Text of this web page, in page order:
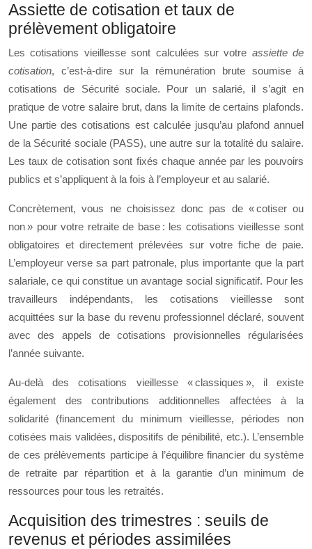
Assiette de cotisation et taux de
prélèvement obligatoire
Les cotisations vieillesse sont calculées sur votre assiette de
cotisation, c’est‑à‑dire sur la rémunération brute soumise à
cotisations de Sécurité sociale. Pour un salarié, il s’agit en
pratique de votre salaire brut, dans la limite de certains plafonds.
Une partie des cotisations est calculée jusqu’au plafond annuel
de la Sécurité sociale (PASS), une autre sur la totalité du salaire.
Les taux de cotisation sont fixés chaque année par les pouvoirs
publics et s’appliquent à la fois à l’employeur et au salarié.
Concrètement, vous ne choisissez donc pas de « cotiser ou
non » pour votre retraite de base : les cotisations vieillesse sont
obligatoires et directement prélevées sur votre fiche de paie.
L’employeur verse sa part patronale, plus importante que la part
salariale, ce qui constitue un avantage social significatif. Pour les
travailleurs indépendants, les cotisations vieillesse sont
acquittées sur la base du revenu professionnel déclaré, souvent
avec des appels de cotisations provisionnelles régularisées
l’année suivante.
Au‑delà des cotisations vieillesse « classiques », il existe
également des contributions additionnelles affectées à la
solidarité (financement du minimum vieillesse, périodes non
cotisées mais validées, dispositifs de pénibilité, etc.). L’ensemble
de ces prélèvements participe à l’équilibre financier du système
de retraite par répartition et à la garantie d’un minimum de
ressources pour tous les retraités.
Acquisition des trimestres : seuils de
revenus et périodes assimilées